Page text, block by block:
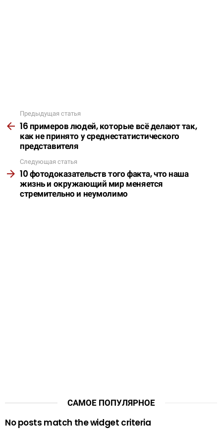
Подробнее
Предыдущая статья
16 примеров людей, которые всё делают так,
как не принято у среднестатистического
представителя
Следующая статья
10 фотодоказательств того факта, что наша
жизнь и окружающий мир меняется
стремительно и неумолимо
САМОЕ ПОПУЛЯРНОЕ
No posts match the widget criteria